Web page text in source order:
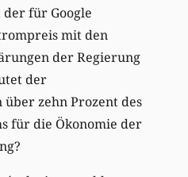
für Google
mit den
der Regierung
der
zehn Prozent des
für die Ökonomie der